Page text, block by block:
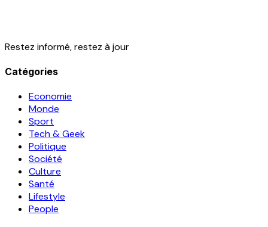
Restez informé, restez à jour
Catégories
Economie
Monde
Sport
Tech & Geek
Politique
Société
Culture
Santé
Lifestyle
People